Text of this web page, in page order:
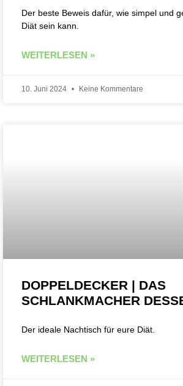
Der beste Beweis dafür, wie simpel und
Diät sein kann.
WEITERLESEN »
10. Juni 2024 Keine Kommentare
DOPPELDECKER | DAS
SCHLANKMACHER
Der ideale Nachtisch für eure Diät.
WEITERLESEN »